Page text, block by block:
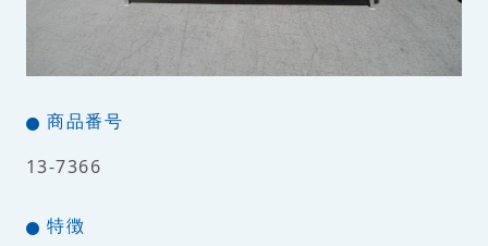
商品番号
13-7366
特徴